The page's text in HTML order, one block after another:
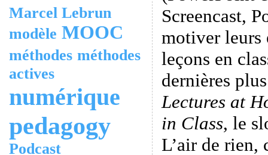
Marcel Lebrun
modèle MOOC
méthodes méthodes
actives
numérique
pedagogy
Podcast
Screencast,
motiver leurs
leçons en
dernières
Lectures at
in Class, le
L’air de rien,